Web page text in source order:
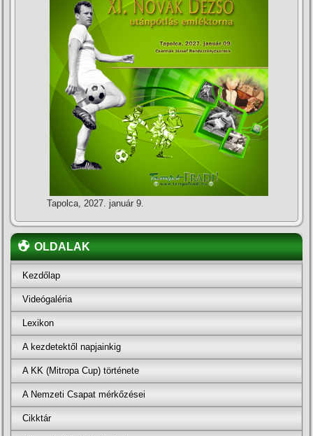
Tapolca, 2027. január 9.
OLDALAK
Kezdőlap
Videógaléria
Lexikon
A kezdetektől napjainkig
A KK (Mitropa Cup) története
A Nemzeti Csapat mérkőzései
Cikktár